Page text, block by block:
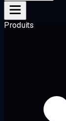
Produits